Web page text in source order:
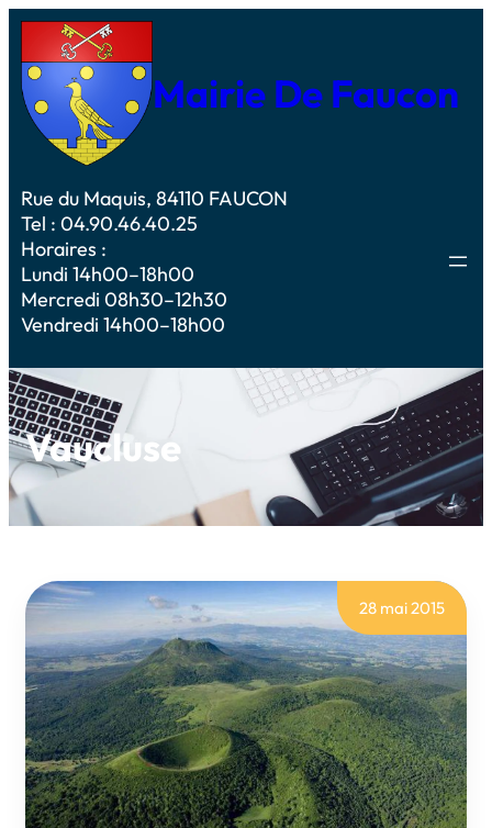
Mairie De Faucon
Rue du Maquis, 84110 FAUCON
Tel : 04.90.46.40.25
Horaires :
Lundi 14h00–18h00
Mercredi 08h30–12h30
Vendredi 14h00–18h00
Vaucluse
28 mai 2015